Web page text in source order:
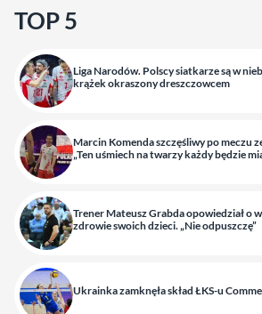
TOP 5
Liga Narodów. Polscy siatkarze są w
krążek okraszony dreszczowcem
Marcin Komenda szczęśliwy po meczu
„Ten uśmiech na twarzy każdy będzie
Trener Mateusz Grabda opowiedział o
zdrowie swoich dzieci. „Nie odpuszczę”
Ukrainka zamknęła skład ŁKS-u